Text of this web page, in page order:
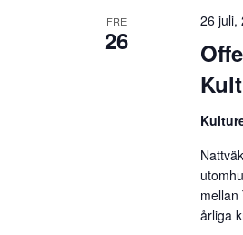
FRE
26
26 juli,
mellan
årliga